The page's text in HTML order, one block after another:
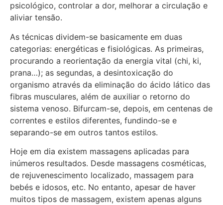
psicológico, controlar a dor, melhorar a circulação e
aliviar tensão.
As técnicas dividem-se basicamente em duas
categorias: energéticas e fisiológicas. As primeiras,
procurando a reorientação da energia vital (chi, ki,
prana…); as segundas, a desintoxicação do
organismo através da eliminação do ácido lático das
fibras musculares, além de auxiliar o retorno do
sistema venoso. Bifurcam-se, depois, em centenas de
correntes e estilos diferentes, fundindo-se e
separando-se em outros tantos estilos.
Hoje em dia existem massagens aplicadas para
inúmeros resultados. Desde massagens cosméticas,
de rejuvenescimento localizado, massagem para
bebés e idosos, etc. No entanto, apesar de haver
muitos tipos de massagem, existem apenas alguns